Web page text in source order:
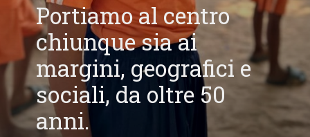
Portiamo al centro
chiunque sia ai
margini, geografici e
sociali, da oltre 50
anni.